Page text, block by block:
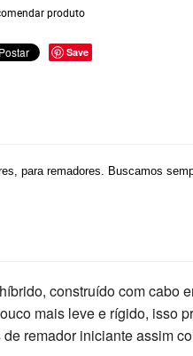
produto
Save
para remadores. Buscamos
construído com cabo
mais leve e rígido, isso
remador iniciante assim